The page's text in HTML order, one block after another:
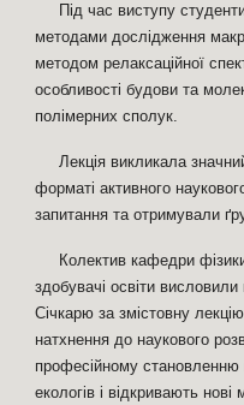
Під час виступу
методами дослідження
методом релаксаційної
особливості будови та
полімерних сполук.
Лекція викликала
форматі активного
запитання та отримували
Колектив кафедри
здобувачі освіти
Січкарю за змістовну
натхнення до наукового
професійному становленню
екологів і відкривають